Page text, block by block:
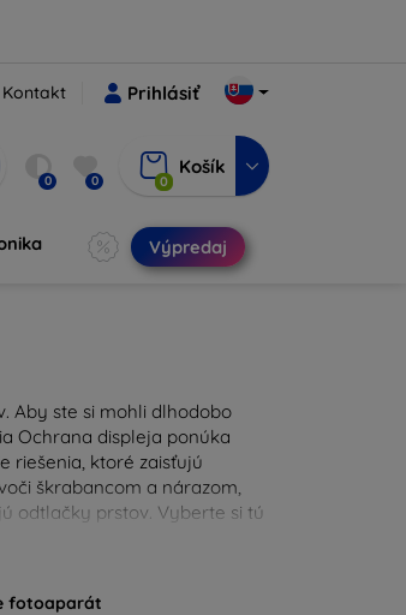
Kontakt Prihlásiť
0 0 0
Košík
Výpredaj
Aby ste si mohli dlhodobo
Ochrana displeja ponúka
riešenia, ktoré zaisťujú
škrabancom a nárazom,
odtlačky prstov. Vyberte si tú
nájde ideálnu ochranu pre
fotoaparát